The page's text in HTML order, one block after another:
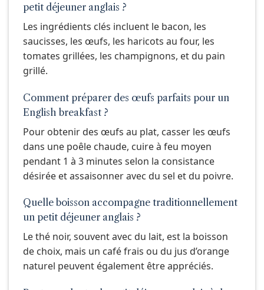
petit déjeuner anglais ?
Les ingrédients clés incluent le bacon, les
saucisses, les œufs, les haricots au four, les
tomates grillées, les champignons, et du pain
grillé.
Comment préparer des œufs parfaits pour un
English breakfast ?
Pour obtenir des œufs au plat, casser les œufs
dans une poêle chaude, cuire à feu moyen
pendant 1 à 3 minutes selon la consistance
désirée et assaisonner avec du sel et du poivre.
Quelle boisson accompagne traditionnellement
un petit déjeuner anglais ?
Le thé noir, souvent avec du lait, est la boisson
de choix, mais un café frais ou du jus d’orange
naturel peuvent également être appréciés.